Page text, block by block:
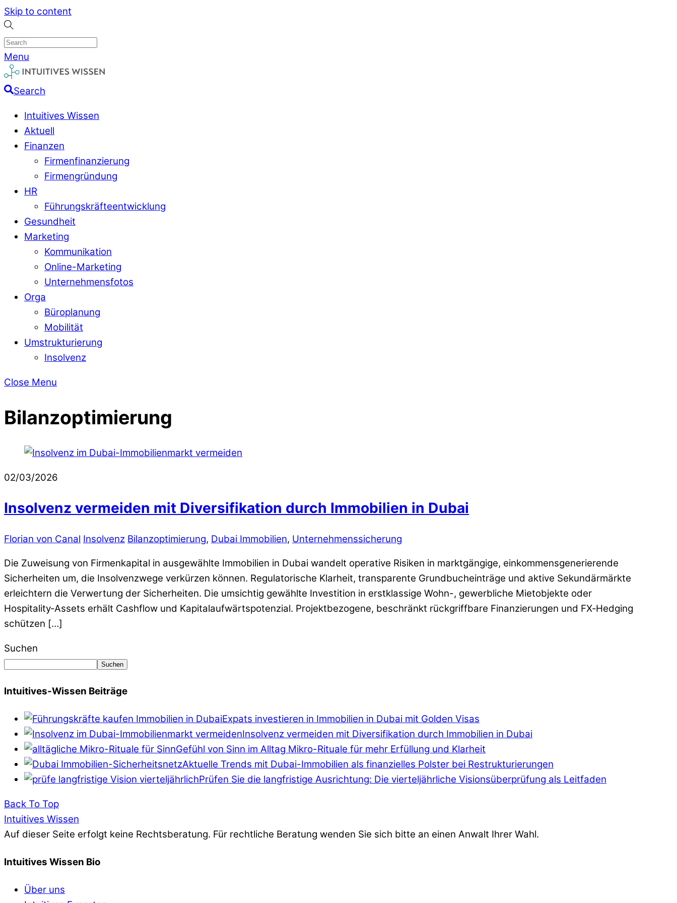
Skip to content
Menu
Search
Intuitives Wissen
Aktuell
Finanzen
Firmenfinanzierung
Firmengründung
HR
Führungskräfteentwicklung
Gesundheit
Marketing
Kommunikation
Online-Marketing
Unternehmensfotos
Orga
Büroplanung
Mobilität
Umstrukturierung
Insolvenz
Close Menu
Bilanzoptimierung
02/03/2026
Insolvenz vermeiden mit Diversifikation durch Immobilien in Dubai
Florian von Canal Insolvenz Bilanzoptimierung, Dubai Immobilien, Unternehmenssicherung
Die Zuweisung von Firmenkapital in ausgewählte Immobilien in Dubai wandelt operative Risiken in marktgängige, einkommensgenerierende
Sicherheiten um, die Insolvenzwege verkürzen können. Regulatorische Klarheit, transparente Grundbucheinträge und aktive Sekundärmärkte
erleichtern die Verwertung der Sicherheiten. Die umsichtig gewählte Investition in erstklassige Wohn-, gewerbliche Mietobjekte oder
Hospitality‑Assets erhält Cashflow und Kapitalaufwärtspotenzial. Projektbezogene, beschränkt rückgriffbare Finanzierungen und FX‑Hedging
schützen […]
Suchen
Suchen
Intuitives-Wissen Beiträge
Expats investieren in Immobilien in Dubai mit Golden Visas
Insolvenz vermeiden mit Diversifikation durch Immobilien in Dubai
Gefühl von Sinn im Alltag Mikro-Rituale für mehr Erfüllung und Klarheit
Aktuelle Trends mit Dubai-Immobilien als finanzielles Polster bei Restrukturierungen
Prüfen Sie die langfristige Ausrichtung: Die vierteljährliche Visionsüberprüfung als Leitfaden
Back To Top
Intuitives Wissen
Auf dieser Seite erfolgt keine Rechtsberatung. Für rechtliche Beratung wenden Sie sich bitte an einen Anwalt Ihrer Wahl.
Intuitives Wissen Bio
Über uns